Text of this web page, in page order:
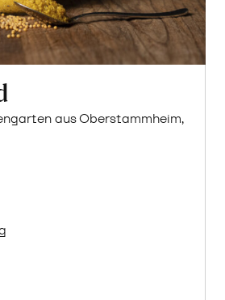
aus Oberstammheim,